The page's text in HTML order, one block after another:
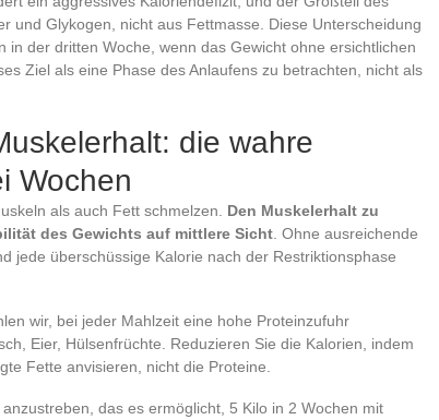
und Glykogen, nicht aus Fettmasse. Diese Unterscheidung
in der dritten Woche, wenn das Gewicht ohne ersichtlichen
Ziel als eine Phase des Anlaufens zu betrachten, nicht als
die wahre
Wochen
als auch Fett schmelzen. Den Muskelerhalt zu
des Gewichts auf mittlere Sicht . Ohne ausreichende
jede überschüssige Kalorie nach der Restriktionsphase
wir, bei jeder Mahlzeit eine hohe Proteinzufuhr
Eier, Hülsenfrüchte. Reduzieren Sie die Kalorien, indem
Fette anvisieren, nicht die Proteine.
das es ermöglicht, 5 Kilo in 2 Wochen mit